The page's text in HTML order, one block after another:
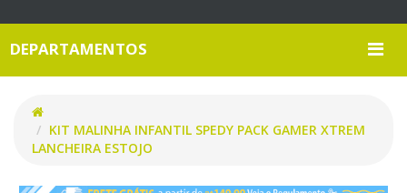
DEPARTAMENTOS
KIT MALINHA INFANTIL SPEDY PACK GAMER XTREM
LANCHEIRA ESTOJO